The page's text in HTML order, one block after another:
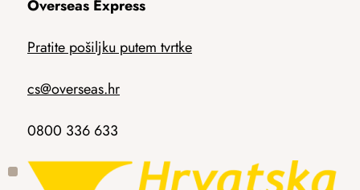
Overseas Express
Pratite pošiljku putem tvrtke
cs@overseas.hr
0800 336 633